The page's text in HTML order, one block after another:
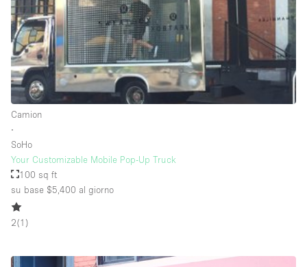
Riscaldamento
Sistema di sicurezza
Smoking Area
Soundproof
Spazio living
Tetto / Terrazza
Vetrina
Camion
∙
SoHo
Your Customizable Mobile Pop-Up Truck
100 sq ft
su base $5,400 al giorno
2(1 )